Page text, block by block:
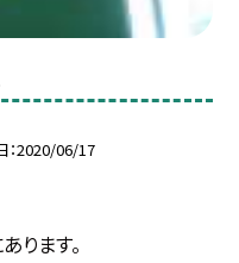
2020/06/17
ります。